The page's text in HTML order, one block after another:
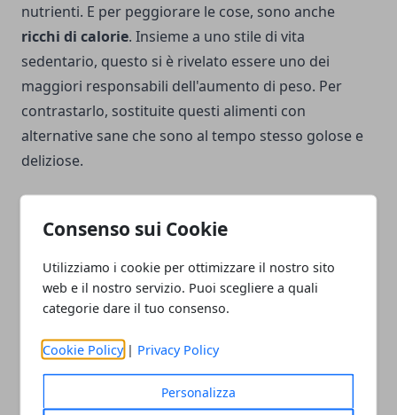
Consenso sui Cookie
Utilizziamo i cookie per ottimizzare il nostro sito
web e il nostro servizio. Puoi scegliere a quali
categorie dare il tuo consenso.
Cookie Policy | Privacy Policy
Personalizza
nutrienti. E per peggiorare le cose, sono anche
ricchi di calorie. Insieme a uno stile di vita
sedentario, questo si è rivelato essere uno dei
maggiori responsabili dell'aumento di peso. Per
contrastarlo, sostituite questi alimenti con
alternative sane che sono al tempo stesso golose e
deliziose.
Non tutti i grassi sono cattivi, a differenza di quanto
o insaturi evitando i grassi "trans". Igrassi buoni
includono oli, noci, semi e pesce. I grassi cattivi si
10. Consumare meno zuccheri
Lo zucchero è ovunque! Lo aggiungiamo nelle